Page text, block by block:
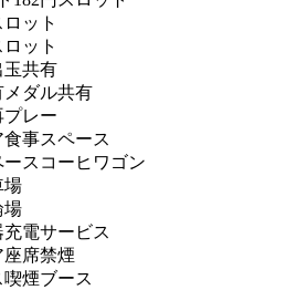
ット
ット
玉共有
メダル共有
プレー
食事スペース
コーヒワゴン
場
場
充電サービス
座席禁煙
喫煙ブース